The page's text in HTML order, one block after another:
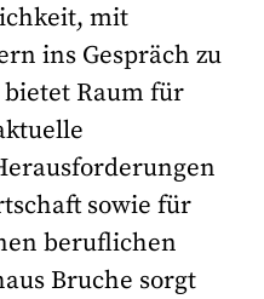
mit
ins Gespräch zu
Raum für
sowie für
beruflichen
Bruche sorgt